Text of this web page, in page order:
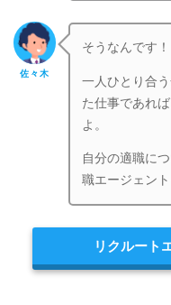
佐々木
そうなんです！
一人ひとり合
た仕事であれ
よ。
自分の適職に
職エージェン
リクルート